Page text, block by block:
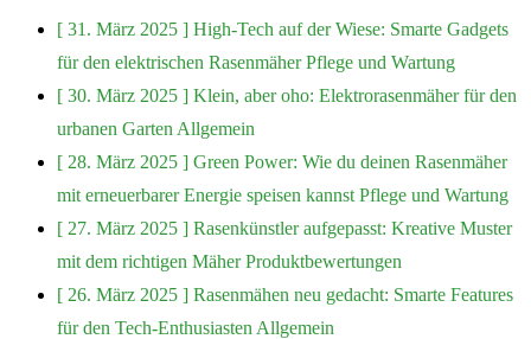
[ 31. März 2025 ] High-Tech auf der Wiese: Smarte Gadgets
für den elektrischen RasenmäherPflege und Wartung
[ 30. März 2025 ] Klein, aber oho: Elektrorasenmäher für den
urbanen Garten Allgemein
[ 28. März 2025 ] Green Power: Wie du deinen Rasenmäher
mit erneuerbarer Energie speisen kannst Pflege und Wartung
[ 27. März 2025 ] Rasenkünstler aufgepasst: Kreative Muster
mit dem richtigen MäherProduktbewertungen
[ 26. März 2025 ] Rasenmähen neu gedacht: Smarte Features
für den Tech-Enthusiasten Allgemein